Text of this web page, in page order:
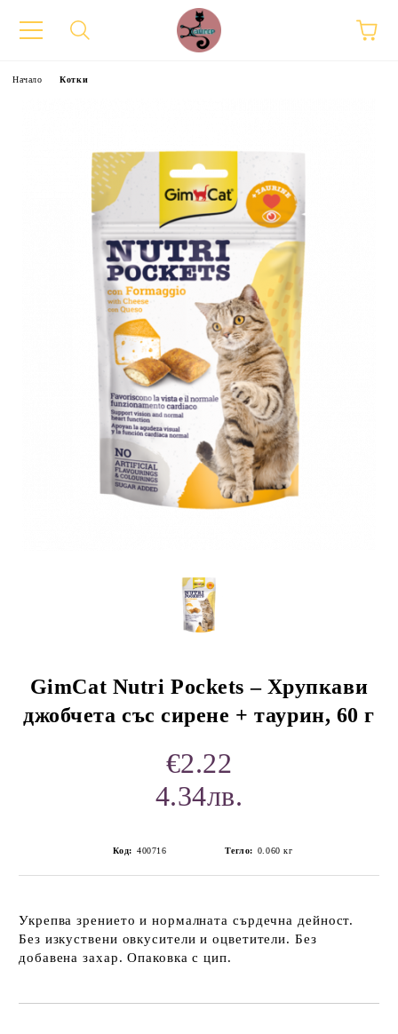
Начало Котки
GimCat Nutri Pockets – Хрупкави
джобчета със сирене + таурин, 60 г
€2.22
4.34лв.
Код: 400716 Тегло: 0.060 кг
Укрепва зрението и нормалната сърдечна дейност.
Без изкуствени овкусители и оцветители. Без
добавена захар. Опаковка с цип.